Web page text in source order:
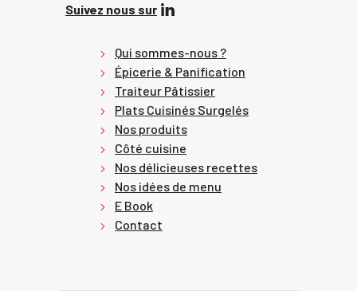
Suivez nous sur
Qui sommes-nous ?
Épicerie & Panification
Traiteur Pâtissier
Plats Cuisinés Surgelés
Nos produits
Côté cuisine
Nos délicieuses recettes
Nos idées de menu
E Book
Contact